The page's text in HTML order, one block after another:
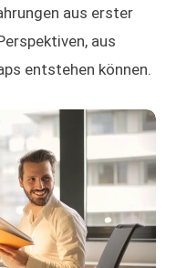
aus erster
aus
entstehen können.